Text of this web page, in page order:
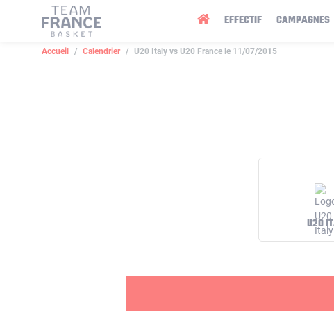
EFFECTIF CAMPAGNES
Accueil Calendrier U20 Italy vs U20 France le 11/07/2015
U20
Panneau de gestion des cookies